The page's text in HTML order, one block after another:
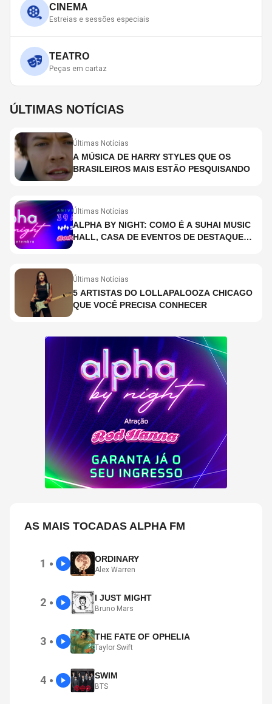
CINEMA
Estreias e sessões especiais
TEATRO
Peças em cartaz
ÚLTIMAS NOTÍCIAS
Últimas Notícias
A MÚSICA DE HARRY STYLES QUE OS
BRASILEIROS MAIS ESTÃO PESQUISANDO
Últimas Notícias
ALPHA BY NIGHT: COMO É A SUHAI MUSIC
HALL, CASA DE EVENTOS DE DESTAQUE
Últimas Notícias
5 ARTISTAS DO LOLLAPALOOZA CHICAGO
QUE VOCÊ PRECISA CONHECER
AS MAIS TOCADAS ALPHA FM
1 ● ORDINARY
Alex Warren
2 ● I JUST MIGHT
Bruno Mars
3 ● THE FATE OF OPHELIA
Taylor Swift
4 ● SWIM
BTS